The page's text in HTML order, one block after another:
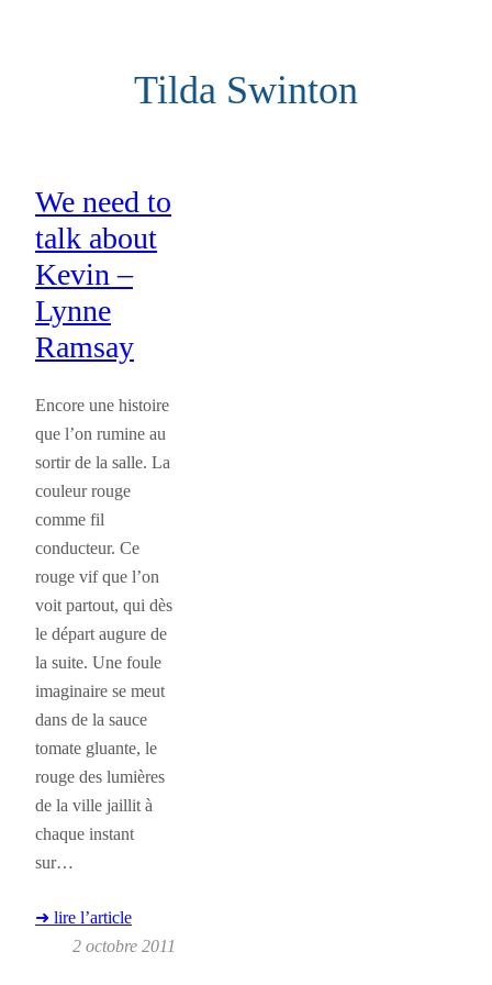
Tilda Swinton
We need to
talk about
Kevin –
Lynne
Ramsay
Encore une histoire
que l’on rumine au
sortir de la salle. La
couleur rouge
comme fil
conducteur. Ce
rouge vif que l’on
voit partout, qui dès
le départ augure de
la suite. Une foule
imaginaire se meut
dans de la sauce
tomate gluante, le
rouge des lumières
de la ville jaillit à
chaque instant
sur…
➜ lire l’article
2 octobre 2011